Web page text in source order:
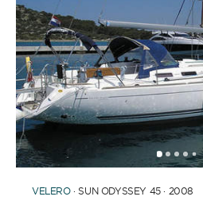
12345
VELERO · SUN ODYSSEY 45 · 2008